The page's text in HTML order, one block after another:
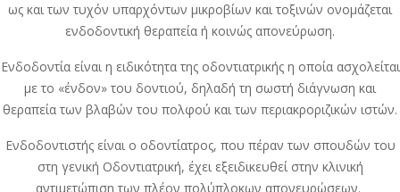
ως και των τυχόν υπαρχόντων μικροβίων και τοξινών ονομάζεται
ενδοδοντική θεραπεία ή κοινώς απονεύρωση.
Ενδοδοντία είναι η ειδικότητα της οδοντιατρικής η οποία ασχολείται
με το «ένδον» του δοντιού, δηλαδή τη σωστή διάγνωση και
θεραπεία των βλαβών του πολφού και των περιακροριζικών ιστών.
Ενδοδοντιστής είναι ο οδοντίατρος, που πέραν των σπουδών του
στη γενική Οδοντιατρική, έχει εξειδικευθεί στην κλινική
αντιμετώπιση των πλέον πολύπλοκων απονευρώσεων.